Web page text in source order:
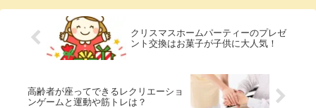
クリスマスホームパーティーのプレゼ
ント交換はお菓子が子供に大人気！
高齢者が座ってできるレクリエーショ
ンゲームと運動や筋トレは？